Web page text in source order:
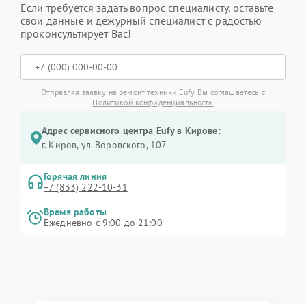
Если требуется задать вопрос специалисту, оставьте
свои данные и дежурный специалист с радостью
проконсультирует Вас!
Отправляя заявку на ремонт техники Eufy, Вы соглашаетесь с
Политикой конфиденциальности
Адрес сервисного центра Eufy в Кирове:
г. Киров, ул. Воровского, 107
Горячая линия
+7 (833) 222-10-31
Время работы
Ежедневно с 9:00 до 21:00